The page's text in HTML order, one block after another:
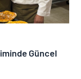
Güncel